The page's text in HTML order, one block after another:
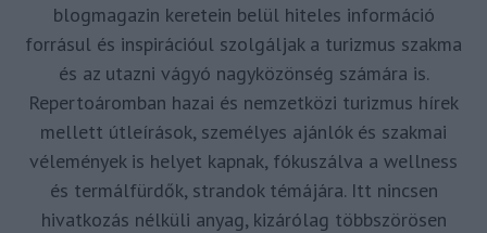
blogmagazin keretein belül hiteles információ
forrásul és inspirációul szolgáljak a turizmus szakma
és az utazni vágyó nagyközönség számára is.
Repertoáromban hazai és nemzetközi turizmus hírek
mellett útleírások, személyes ajánlók és szakmai
vélemények is helyet kapnak, fókuszálva a wellness
és termálfürdők, strandok témájára. Itt nincsen
hivatkozás nélküli anyag, kizárólag többszörösen